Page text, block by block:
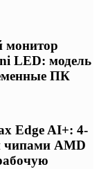
монитор
LED: модель
ПК
Edge AI+: 4-
AMD